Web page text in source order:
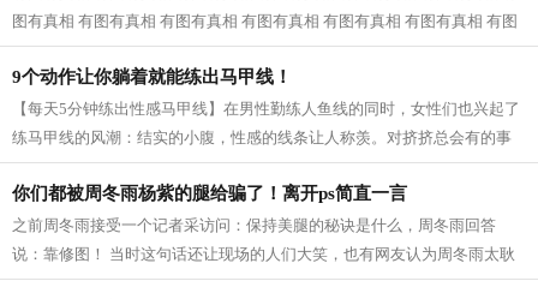
图有真相 有图有真相 有图有真相 有图有真相 有图有真相 有图有真相 有图
有真相...
9个动作让你躺着就能练出马甲线！
【每天5分钟练出性感马甲线】在男性勤练人鱼线的同时，女性们也兴起了
练马甲线的风潮：结实的小腹，性感的线条让人称羡。对挤挤总会有的事
业线，拥有马甲线的女性呈现的体态更...
你们都被周冬雨杨紫的腿给骗了！离开ps简直一言
之前周冬雨接受一个记者采访问：保持美腿的秘诀是什么，周冬雨回答
说：靠修图！ 当时这句话还让现场的人们大笑，也有网友认为周冬雨太耿
直，然而，看了一些没有后期修的图片之...